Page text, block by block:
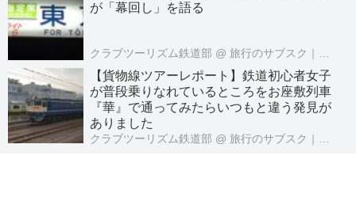
が「幕回し」を語る
クラブツーリズム鉄道部 @ 旅行のサブスク｜クラブツーリズムPASS公式
【貨物線ツアーレポート】鉄道初心者女子
が普段乗りなれているところをお座敷列車
『華』で通ってみたらいつもと違う発見が
ありました
クラブツーリズム鉄道部 @ 旅行のサブスク｜クラブツーリズムPASS公式